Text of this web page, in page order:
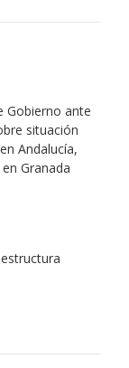
Gobierno ante
situación
Andalucía,
Granada